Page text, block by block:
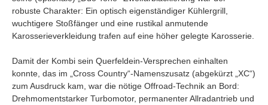
robuste Charakter: Ein optisch eigenständiger Kühlergrill,
wuchtigere Stoßfänger und eine rustikal anmutende
Karosserieverkleidung trafen auf eine höher gelegte Karosserie.
Damit der Kombi sein Querfeldein-Versprechen einhalten
konnte, das im „Cross Country“-Namenszusatz (abgekürzt „XC“)
zum Ausdruck kam, war die nötige Offroad-Technik an Bord:
Drehmomentstarker Turbomotor, permanenter Allradantrieb und